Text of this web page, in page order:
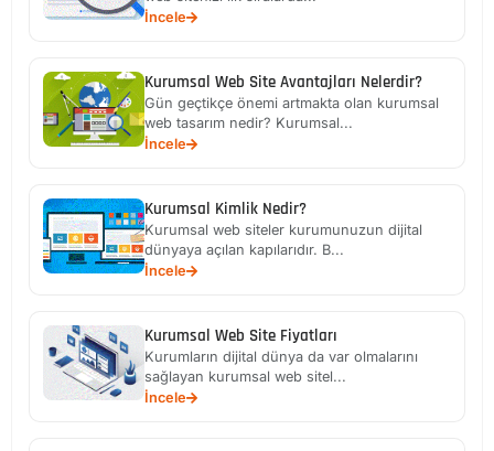
İncele
Kurumsal Web Site Avantajları Nelerdir?
Gün geçtikçe önemi artmakta olan kurumsal
web tasarım nedir? Kurumsal...
İncele
Kurumsal Kimlik Nedir?
Kurumsal web siteler kurumunuzun dijital
dünyaya açılan kapılarıdır. B...
İncele
Kurumsal Web Site Fiyatları
Kurumların dijital dünya da var olmalarını
sağlayan kurumsal web sitel...
İncele